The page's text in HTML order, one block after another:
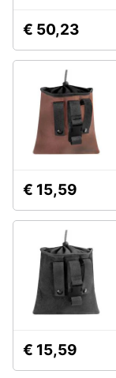
€ 50,23
€ 15,59
€ 15,59